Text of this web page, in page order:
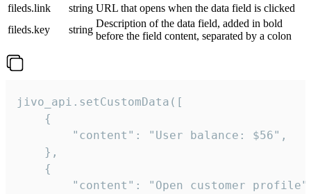
fileds.link
string URL that opens when the data field is clicked
fileds.key
string
Description of the data field, added in bold
before the field content, separated by a colon
jivo_api.setCustomData([
    {
        "content": "User balance: $56",
    },
    {
"content": "Open customer